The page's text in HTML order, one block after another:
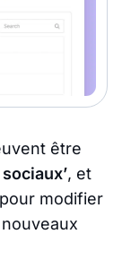
être
sociaux’, et
modifier